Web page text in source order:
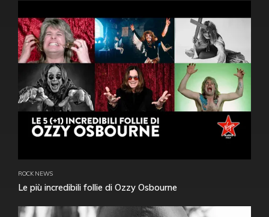
ROCK NEWS
Le più incredibili follie di Ozzy Osbourne